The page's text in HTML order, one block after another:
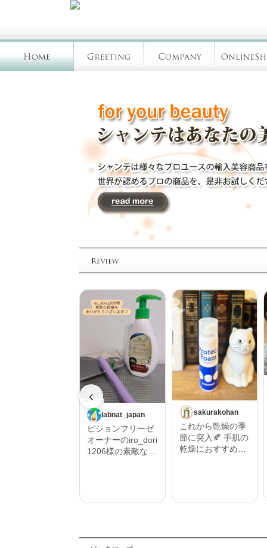
labnat_japan
ピションフリーゼ
オーナーのiro_dori
1206様の素敵な投
最近のお買い物⁡ ⁡🆕
sakurakohan
これから乾燥の季
節に突入🍂 手肌の
乾燥におすすめし
湿を与えるムース
と違って、泡のム
‹